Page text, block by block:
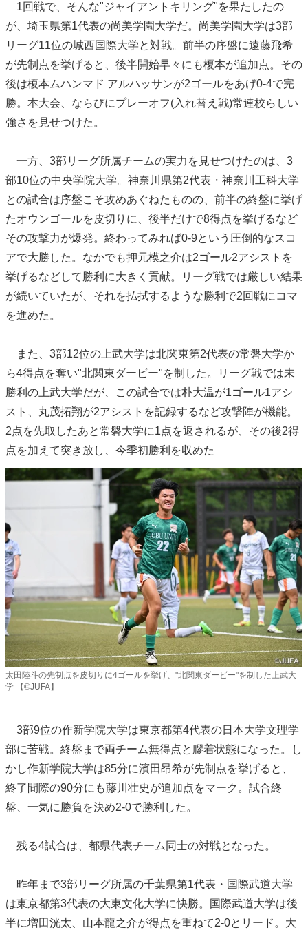
1回戦で、そんな"ジャイアントキリング"を果たしたの
が、埼玉県第1代表の尚美学園大学だ。尚美学園大学は3部
リーグ11位の城西国際大学と対戦。前半の序盤に遠藤飛希
が先制点を挙げると、後半開始早々にも榎本が追加点。その
後は榎本ムハンマド アルハッサンが2ゴールをあげ0-4で完
勝。本大会、ならびにプレーオフ(入れ替え戦)常連校らしい
強さを見せつけた。
一方、3部リーグ所属チームの実力を見せつけたのは、3
部10位の中央学院大学。神奈川県第2代表・神奈川工科大学
との試合は序盤こそ攻めあぐねたものの、前半の終盤に挙げ
たオウンゴールを皮切りに、後半だけで8得点を挙げるなど
その攻撃力が爆発。終わってみれば0-9という圧倒的なスコ
アで大勝した。なかでも押元模之介は2ゴール2アシストを
挙げるなどして勝利に大きく貢献。リーグ戦では厳しい結果
が続いていたが、それを払拭するような勝利で2回戦にコマ
を進めた。
また、3部12位の上武大学は北関東第2代表の常磐大学か
ら4得点を奪い"北関東ダービー"を制した。リーグ戦では未
勝利の上武大学だが、この試合では朴大温が1ゴール1アシ
スト、丸茂拓翔が2アシストを記録するなど攻撃陣が機能。
2点を先取したあと常磐大学に1点を返されるが、その後2得
点を加えて突き放し、今季初勝利を収めた
太田陸斗の先制点を皮切りに4ゴールを挙げ、"北関東ダービー"を制した上武大
学 【©JUFA】
3部9位の作新学院大学は東京都第4代表の日本大学文理学
部に苦戦。終盤まで両チーム無得点と膠着状態になった。し
かし作新学院大学は85分に濱田昂希が先制点を挙げると、
終了間際の90分にも藤川壮史が追加点をマーク。試合終
盤、一気に勝負を決め2-0で勝利した。
残る4試合は、都県代表チーム同士の対戦となった。
昨年まで3部リーグ所属の千葉県第1代表・国際武道大学
は東京都第3代表の大東文化大学に快勝。国際武道大学は後
半に増田洸太、山本龍之介が得点を重ねて2-0とリード。大